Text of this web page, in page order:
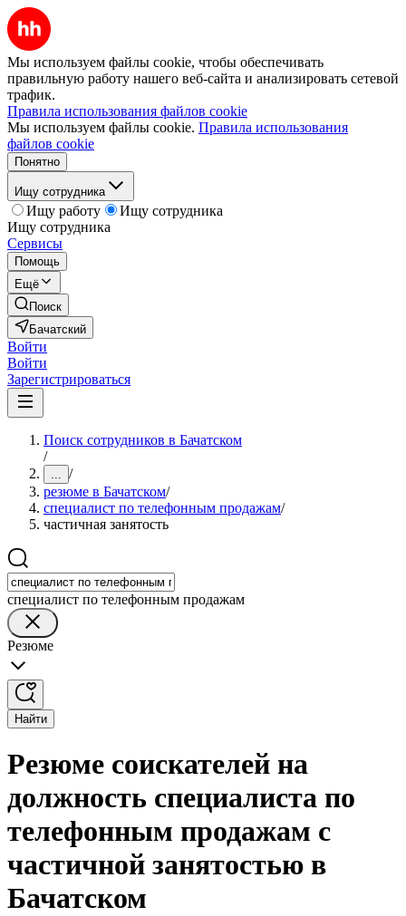
Мы используем файлы cookie, чтобы обеспечивать
правильную работу нашего веб-сайта и анализировать сетевой
трафик.
Правила использования файлов cookie
Мы используем файлы cookie. Правила использования
файлов cookie
Понятно
Ищу сотрудника
Ищу работу
Ищу сотрудника
Ищу сотрудника
Сервисы
Помощь
Ещё
Поиск
Бачатский
Войти
Войти
Зарегистрироваться
Поиск сотрудников в Бачатском
/
... /
резюме в Бачатском/
специалист по телефонным продажам/
частичная занятость
специалист по телефонным продажам
Резюме
Найти
Резюме соискателей на
должность специалиста по
телефонным продажам с
частичной занятостью в
Бачатском